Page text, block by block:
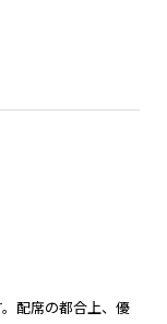
配席の都合上、優